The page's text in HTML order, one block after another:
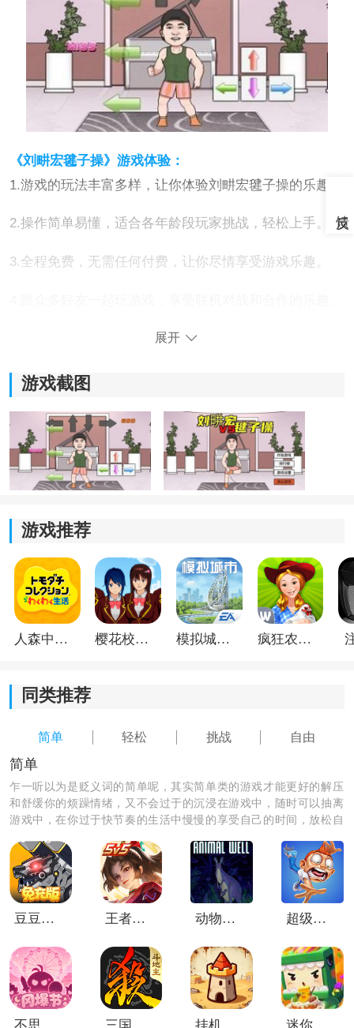
《刘畊宏毽子操》游戏体验：
1.游戏的玩法丰富多样，让你体验刘畊宏毽子操的乐趣。
2.操作简单易懂，适合各年龄段玩家挑战，轻松上手。
3.全程免费，无需任何付费，让你尽情享受游戏乐趣。
《刘畊宏毽子操》游戏亮点：
质。
*解锁更多音乐，让你在欢快的音乐中跳动身体，感受节
奏的魅力。
宏做各种健身操。
觉体验。
《刘畊宏毽子操》小编简评：
*激情四溢的背景音乐为你加油助威，更激发你的游戏热
情。
*用手指快速点击屏幕，跟着音乐的节奏舞动，完成各种
挑战，享受最美的舞姿。
展开
游戏截图
游戏推荐
人森中文版 樱花校园模拟器1.048.00中文版 模拟城市我是巿长联机版 疯狂农场3美国派19
同类推荐
简单 轻松 挑战 自由
简单
乍一听以为是贬义词的简单呢，其实简单类的游戏才能更好的解压
和舒缓你的烦躁情绪，又不会过于的沉浸在游戏中，随时可以抽离
游戏中，在你过于快节奏的生活中慢慢的享受自己的时间，放松自
豆豆打僵尸内购版 王者荣耀巴西服 动物井移植版 超级坠落弗莱德